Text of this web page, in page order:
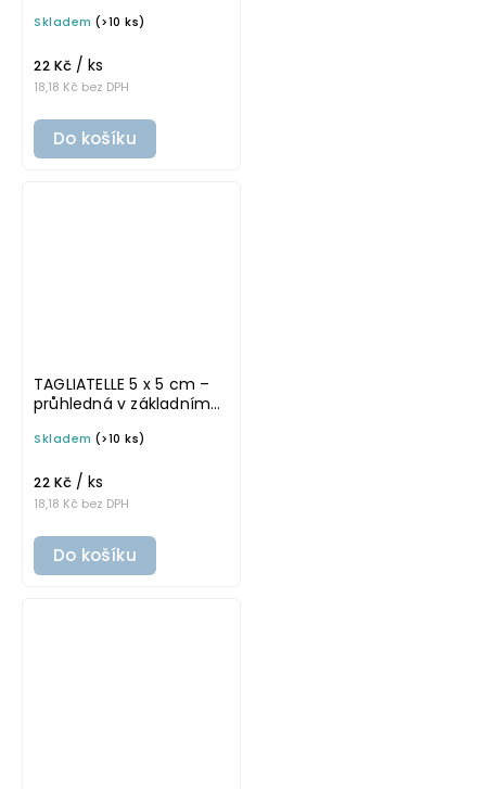
samolepka na
Skladem (>10 ks)
18,18 Kč bez DPH
22 Kč / ks
Do košíku
TAGLIATELLE 5 x 5 cm –
průhledná v základním
samolepka na
Skladem (>10 ks)
18,18 Kč bez DPH
22 Kč / ks
Do košíku